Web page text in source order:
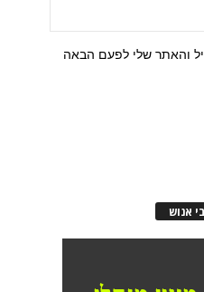
והאתר שלי לפעם הבאה
אנוש